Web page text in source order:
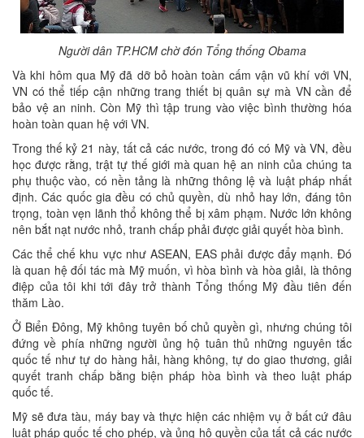
Người dân TP.HCM chờ đón Tổng thống Obama
Và khi hôm qua Mỹ đã dỡ bỏ hoàn toàn cấm vận vũ khí với VN,
VN có thể tiếp cận những trang thiết bị quân sự mà VN cần để
bảo vệ an ninh. Còn Mỹ thì tập trung vào việc bình thường hóa
hoàn toàn quan hệ với VN.
Trong thế kỷ 21 này, tất cả các nước, trong đó có Mỹ và VN, đều
học được rằng, trật tự thế giới mà quan hệ an ninh của chúng ta
phụ thuộc vào, có nền tảng là những thông lệ và luật pháp nhất
định. Các quốc gia đều có chủ quyền, dù nhỏ hay lớn, đáng tôn
trọng, toàn vẹn lãnh thổ không thể bị xâm phạm. Nước lớn không
nên bắt nạt nước nhỏ, tranh chấp phải được giải quyết hòa bình.
Các thể chế khu vực như ASEAN, EAS phải được đẩy mạnh. Đó
là quan hệ đối tác mà Mỹ muốn, vì hòa bình và hòa giải, là thông
điệp của tôi khi tới đây trở thành Tổng thống Mỹ đầu tiên đến
thăm Lào.
Ở Biển Đông, Mỹ không tuyên bố chủ quyền gì, nhưng chúng tôi
đứng về phía những người ủng hộ tuân thủ những nguyên tắc
quốc tế như tự do hàng hải, hàng không, tự do giao thương, giải
quyết tranh chấp bằng biện pháp hòa bình và theo luật pháp
quốc tế.
Mỹ sẽ đưa tàu, máy bay và thực hiện các nhiệm vụ ở bất cứ đâu
luật pháp quốc tế cho phép, và ủng hộ quyền của tất cả các nước